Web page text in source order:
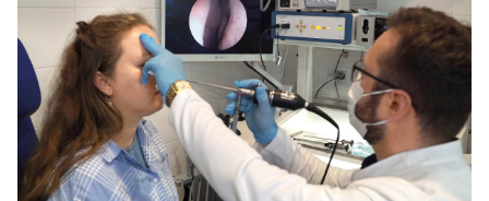
«Умная госпитализация» в помощь
врачам и пациентам
Регистрационное свидетельство ПИ № ФС 77 – 71880
от 13 декабря 2017 г.